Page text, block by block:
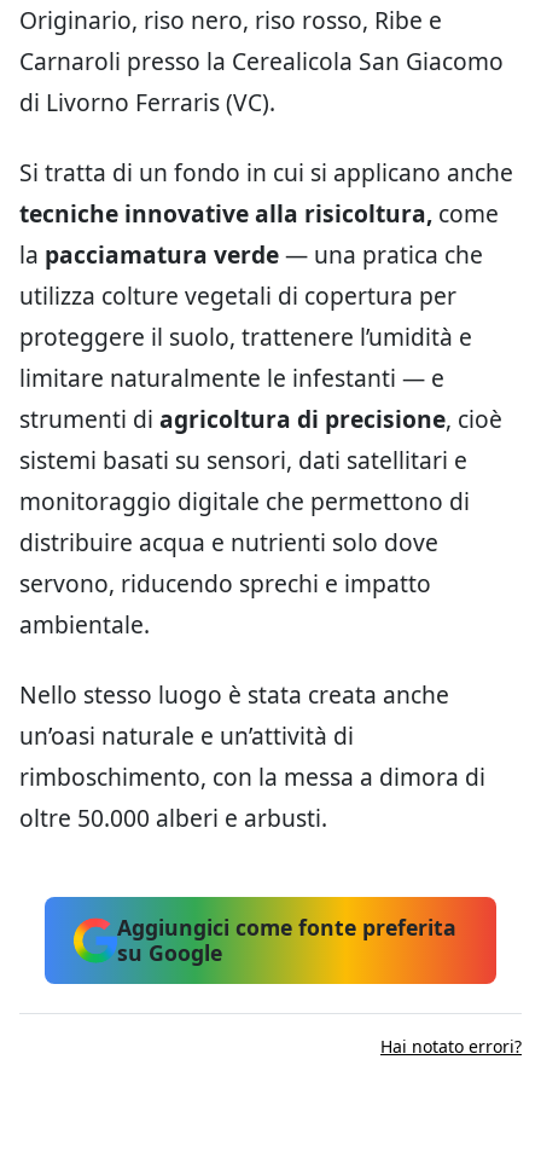
Originario, riso nero, riso rosso, Ribe e
Carnaroli presso la Cerealicola San Giacomo
di Livorno Ferraris (VC).
Si tratta di un fondo in cui si applicano anche
tecniche innovative alla risicoltura, come
la pacciamatura verde— una pratica che
utilizza colture vegetali di copertura per
proteggere il suolo, trattenere l’umidità e
limitare naturalmente le infestanti — e
strumenti di agricoltura di precisione, cioè
sistemi basati su sensori, dati satellitari e
monitoraggio digitale che permettono di
distribuire acqua e nutrienti solo dove
servono, riducendo sprechi e impatto
ambientale.
Nello stesso luogo è stata creata anche
un’oasi naturale e un’attività di
rimboschimento, con la messa a dimora di
oltre 50.000 alberi e arbusti.
Aggiungici come fonte preferita
su Google
Hai notato errori?